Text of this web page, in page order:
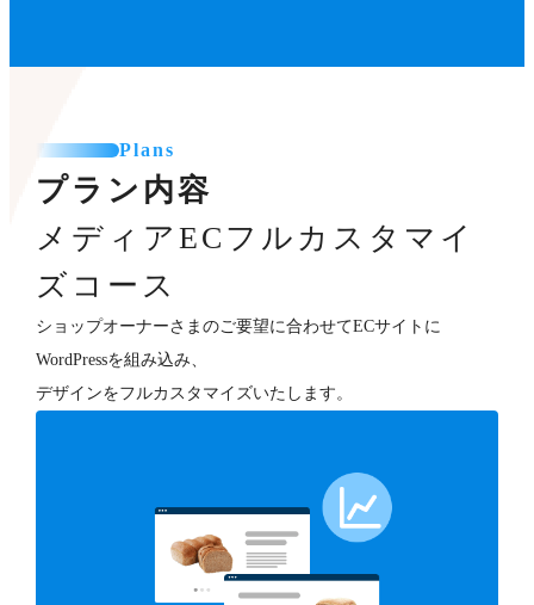
Plans
プラン内容
メディアECフルカスタマイ
ズコース
ショップオーナーさまのご要望に合わせてECサイトに
WordPressを組み込み、
デザインをフルカスタマイズいたします。